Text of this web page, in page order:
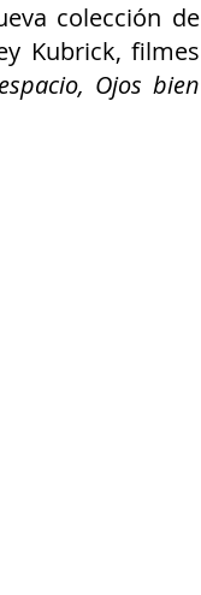
colección de
Kubrick, filmes
Ojos bien